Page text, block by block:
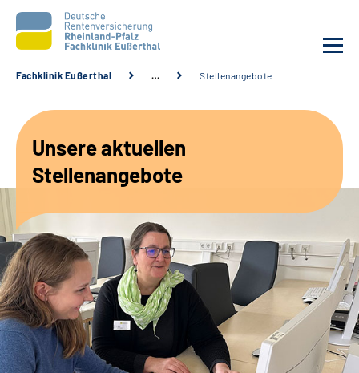
Unsere Angebote
Karriere
Beratungsstellen &
Zuweisende
Suche
Fachklinik Eußerthal … Stellenangebote
Unsere aktuellen
Stellenangebote